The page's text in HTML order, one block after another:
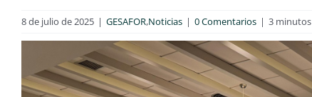
8 de julio de 2025 | GESAFOR,Noticias | 0 Comentarios | 3 minutos